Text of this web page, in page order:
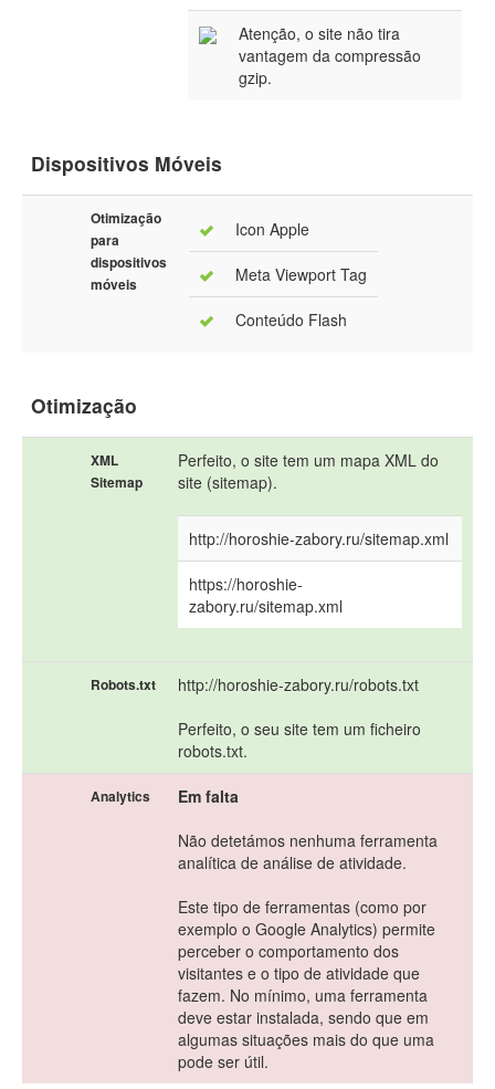
Atenção, o site não tira
vantagem da compressão
gzip.
Dispositivos Móveis
Otimização
para
dispositivos
móveis
Icon Apple
Meta Viewport Tag
Conteúdo Flash
Otimização
XML
Sitemap
Perfeito, o site tem um mapa XML do
site (sitemap).
http://horoshie-zabory.ru/sitemap.xml
https://horoshie-
zabory.ru/sitemap.xml
Robots.txt
http://horoshie-zabory.ru/robots.txt
Perfeito, o seu site tem um ficheiro
robots.txt.
Analytics
Em falta
Não detetámos nenhuma ferramenta
analítica de análise de atividade.
Este tipo de ferramentas (como por
exemplo o Google Analytics) permite
perceber o comportamento dos
visitantes e o tipo de atividade que
fazem. No mínimo, uma ferramenta
deve estar instalada, sendo que em
algumas situações mais do que uma
pode ser útil.